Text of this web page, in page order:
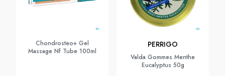
Chondrosteo+ Gel
Massage Nf Tube 100ml
PERRIGO
Valda Gommes Menthe
Eucalyptus 50g